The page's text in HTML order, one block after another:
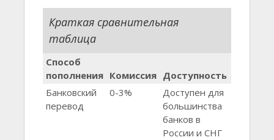
Краткая сравнительная
таблица
Способ
пополнения Комиссия Доступность
Банковский
перевод
0-3%
Доступен для
большинства
банков в
России и СНГ